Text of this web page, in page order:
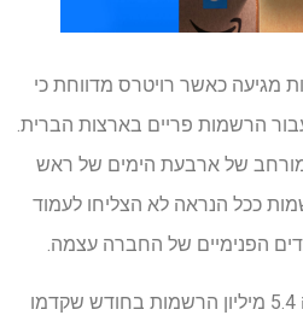
מגיעה כאשר רויטרס מדווחת כי
הרשמות פריים בארצות הברית.
של ארבעת הימים של ראש
ככל הנראה לא הצליחו לעמוד
הפנימיים של החברה עצמה.
על פי רויטרס, החברה רשמה 5.4 מיליון הרשמות בחודש שקדמו